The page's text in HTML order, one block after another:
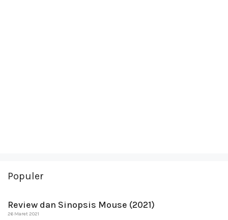
Populer
Review dan Sinopsis Mouse (2021)
26 Maret 2021